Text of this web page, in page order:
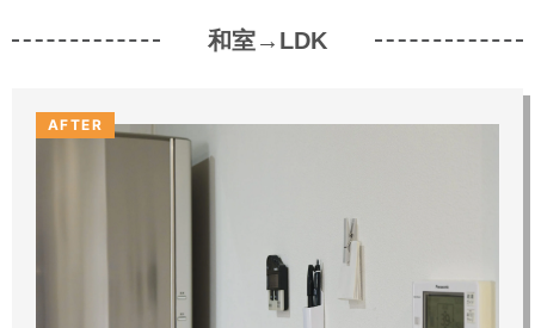
和室→LDK
AFTER